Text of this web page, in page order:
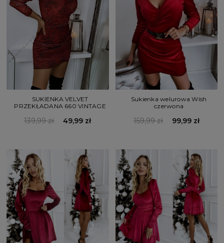
SUKIENKA VELVET
PRZEKŁADANA 660 VINTAGE
139,99 zł 49,99 zł
Sukienka welurowa Wish
czerwona
159,99 zł 99,99 zł